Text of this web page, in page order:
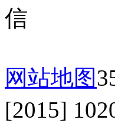
网站地图
[2015]